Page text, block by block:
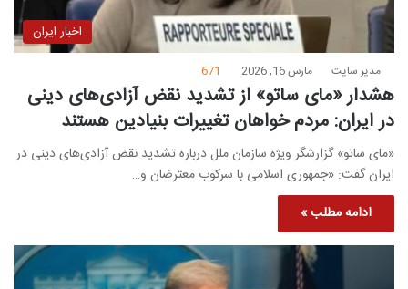
اخبار ایران
مدیر سایت مارس 16, 2026 671
هشدار «مای ساتو» از تشدید نقض آزادی‌های دینی
در ایران: مردم خواهان تغییرات بنیادین هستند
«مای ساتو» گزارشگر ویژه سازمان ملل درباره تشدید نقض آزادی‌های دینی در
ایران گفت: «جمهوری اسلامی با سرکوب معترضان و…
ادامه مطلب »